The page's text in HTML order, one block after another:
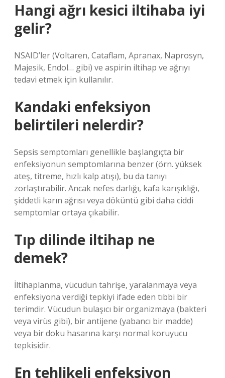
Hangi ağrı kesici iltihaba iyi
gelir?
NSAID’ler (Voltaren, Cataflam, Apranax, Naprosyn,
Majesik, Endol… gibi) ve aspirin iltihap ve ağrıyı
tedavi etmek için kullanılır.
Kandaki enfeksiyon
belirtileri nelerdir?
Sepsis semptomları genellikle başlangıçta bir
enfeksiyonun semptomlarına benzer (örn. yüksek
ateş, titreme, hızlı kalp atışı), bu da tanıyı
zorlaştırabilir. Ancak nefes darlığı, kafa karışıklığı,
şiddetli karın ağrısı veya döküntü gibi daha ciddi
semptomlar ortaya çıkabilir.
Tıp dilinde iltihap ne
demek?
İltihaplanma, vücudun tahrişe, yaralanmaya veya
enfeksiyona verdiği tepkiyi ifade eden tıbbi bir
terimdir. Vücudun bulaşıcı bir organizmaya (bakteri
veya virüs gibi), bir antijene (yabancı bir madde)
veya bir doku hasarına karşı normal koruyucu
tepkisidir.
En tehlikeli enfeksiyon